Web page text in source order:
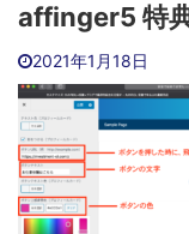
affinger5 特
2021年1月18日